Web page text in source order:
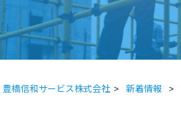
豊橋信和サービス株式会社 > 新着情報 >